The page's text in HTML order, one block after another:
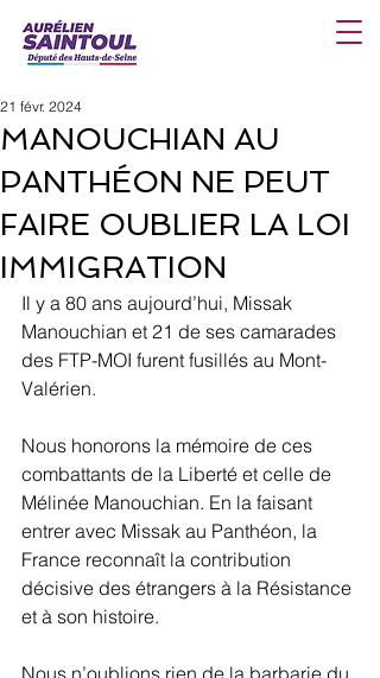
MANOUCHIAN AU
PANTHÉON NE PEUT
FAIRE OUBLIER LA LOI
IMMIGRATION
21 févr. 2024
Il y a 80 ans aujourd’hui, Missak
Manouchian et 21 de ses camarades
des FTP-MOI furent fusillés au Mont-
Valérien.
Nous honorons la mémoire de ces
combattants de la Liberté et celle de
Mélinée Manouchian. En la faisant
entrer avec Missak au Panthéon, la
France reconnaît la contribution
décisive des étrangers à la Résistance
et à son histoire.
Nous n’oublions rien de la barbarie du